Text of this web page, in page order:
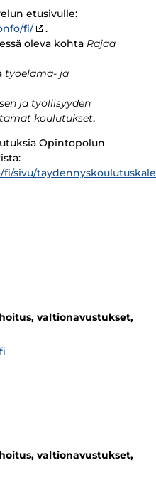
etusivulle:
fi/
.
oleva kohta Rajaa
työelämä- ja
ja työllisyyden
koulutukset.
Opintopolun
sivu/
valtionavustukset,
valtionavustukset,